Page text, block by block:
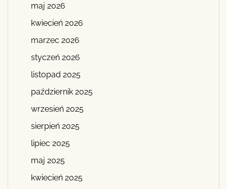
maj 2026
kwiecień 2026
marzec 2026
styczeń 2026
listopad 2025
październik 2025
wrzesień 2025
sierpień 2025
lipiec 2025
maj 2025
kwiecień 2025